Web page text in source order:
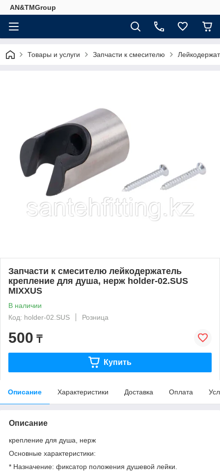
AN&TMGroup
Товары и услуги Запчасти к смесителю
Запчасти к смесителю лейкодержатель
крепление для душа, нерж holder-02.SUS
MIXXUS
В наличии
Код: holder-02.SUS
Розница
500 ₸
Купить
Описание Характеристики Доставка Оплата
Описание
крепление для душа, нерж
Основные характеристики:
* Назначение: фиксатор положения душевой лейки.